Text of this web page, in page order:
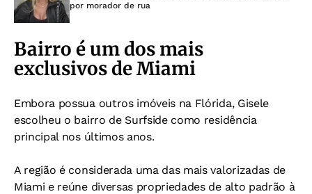
por morador de rua
Bairro é um dos mais
exclusivos de Miami
Embora possua outros imóveis na Flórida, Gisele
escolheu o bairro de Surfside como residência
principal nos últimos anos.
A região é considerada uma das mais valorizadas de
Miami e reúne diversas propriedades de alto padrão à